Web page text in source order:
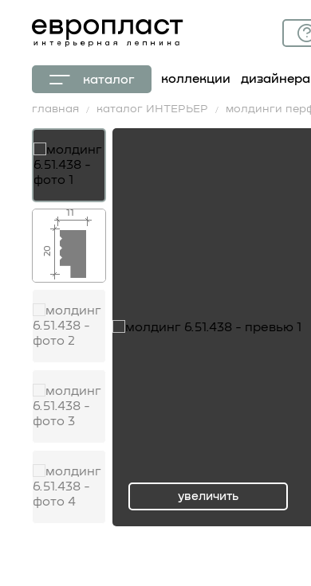
каталог коллекции
главная каталог ИНТЕРЬЕР молдинги
увеличить
11
20